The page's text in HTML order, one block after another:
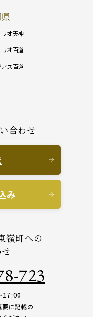
リオ天神
リオ百道
アス百道
嶺町への
723
17:00
要に記載の
合わせ
み